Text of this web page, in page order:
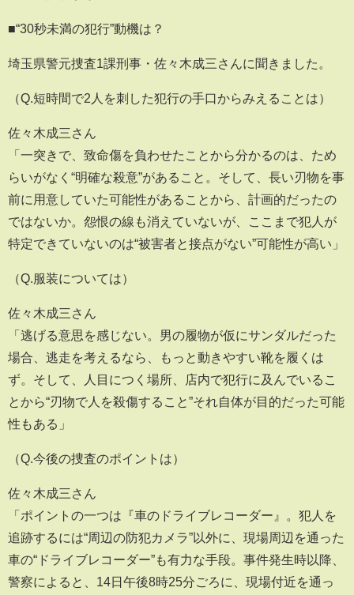
■“30秒未満の犯行”動機は？
埼玉県警元捜査1課刑事・佐々木成三さんに聞きました。
（Q.短時間で2人を刺した犯行の手口からみえることは）
佐々木成三さん
「一突きで、致命傷を負わせたことから分かるのは、ため
らいがなく“明確な殺意”があること。そして、長い刃物を事
前に用意していた可能性があることから、計画的だったの
ではないか。怨恨の線も消えていないが、ここまで犯人が
特定できていないのは“被害者と接点がない”可能性が高い」
（Q.服装については）
佐々木成三さん
「逃げる意思を感じない。男の履物が仮にサンダルだった
場合、逃走を考えるなら、もっと動きやすい靴を履くは
ず。そして、人目につく場所、店内で犯行に及んでいるこ
とから“刃物で人を殺傷すること”それ自体が目的だった可能
性もある」
（Q.今後の捜査のポイントは）
佐々木成三さん
「ポイントの一つは『車のドライブレコーダー』。犯人を
追跡するには“周辺の防犯カメラ”以外に、現場周辺を通った
車の“ドライブレコーダー”も有力な手段。事件発生時以降、
警察によると、14日午後8時25分ごろに、現場付近を通っ